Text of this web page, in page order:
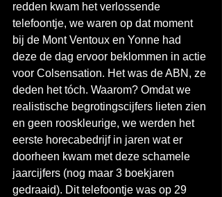
redden kwam het verlossende
telefoontje, we waren op dat moment
bij de Mont Ventoux en Yonne had
deze de dag ervoor beklommen in actie
voor Colsensation. Het was de ABN, ze
deden het tóch. Waarom? Omdat we
realistische begrotingscijfers lieten zien
en geen rooskleurige, we werden het
eerste horecabedrijf in jaren wat er
doorheen kwam met deze schamele
jaarcijfers (nog maar 3 boekjaren
gedraaid). Dit telefoontje was op 29